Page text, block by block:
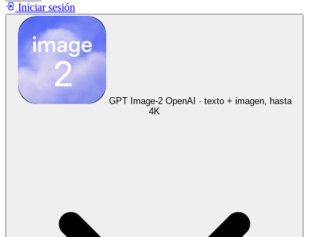
Iniciar sesión
GPT Image-2 OpenAI · texto + imagen, hasta
4K